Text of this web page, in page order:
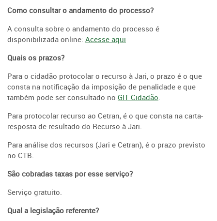
Como consultar o andamento do processo?
A consulta sobre o andamento do processo é
disponibilizada online: Acesse aqui
Quais os prazos?
Para o cidadão protocolar o recurso à Jari, o prazo é o que
consta na notificação da imposição de penalidade e que
também pode ser consultado no GIT Cidadão.
Para protocolar recurso ao Cetran, é o que consta na carta-
resposta de resultado do Recurso à Jari.
Para análise dos recursos (Jari e Cetran), é o prazo previsto
no CTB.
São cobradas taxas por esse serviço?
Serviço gratuito.
Qual a legislação referente?